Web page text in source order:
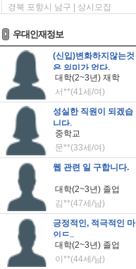
경북 포항시 남구 | 상시모집
우대인재정보
(신입)변화하지않는것
은 의미가 없다.
대학(2~3년) 재학
서**(41세/여)
성실한 직원이 되겠습
니다.
중학교
문**(33세/여)
웹 관련 일 구합니다.
대학(2~3년) 졸업
김**(47세/남)
긍정적인, 적극적인 마
인드..
대학(2~3년) 졸업
이**(44세/남)